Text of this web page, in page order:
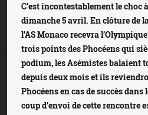
C’est incontestablement le choc
dimanche 5 avril. En clôture de
l’AS Monaco recevra
trois points des Phocéens qui
podium, les Asémistes balaient
depuis deux mois et ils
Phocéens en cas de succès
coup d’envoi de cette rencontre